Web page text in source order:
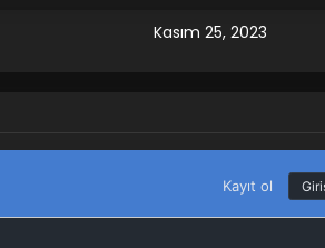
Kasım 25, 2023